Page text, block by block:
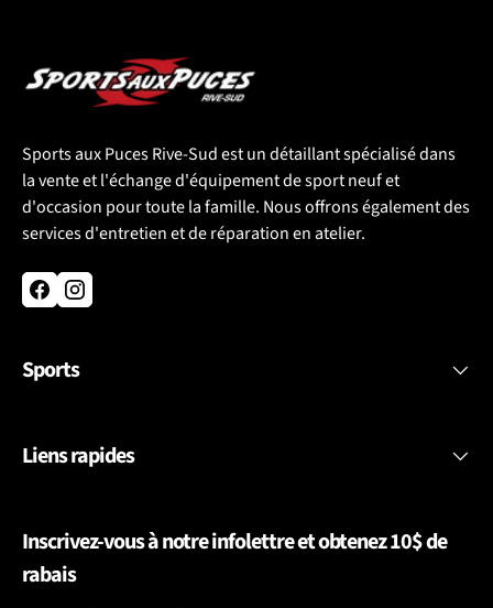
Sports aux Puces Rive-Sud est un détaillant spécialisé dans
la vente et l'échange d'équipement de sport neuf et
d'occasion pour toute la famille. Nous offrons également des
services d'entretien et de réparation en atelier.
FacebookInstagram
Sports
Liens rapides
Inscrivez-vous à notre infolettre et obtenez 10$ de
rabais